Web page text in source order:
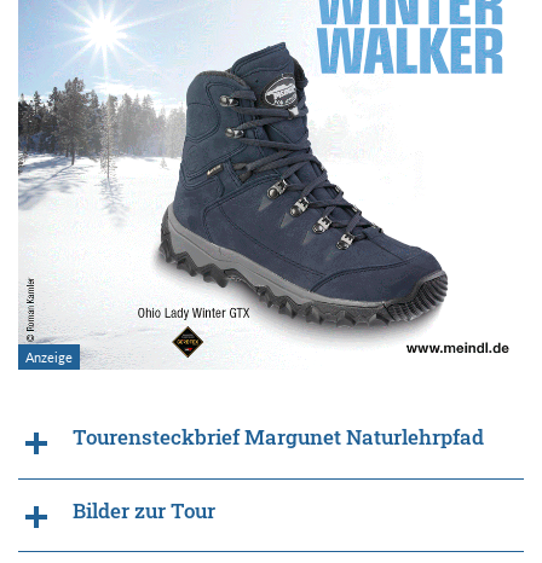
Tourensteckbrief Margunet Naturlehrpfad
Bilder zur Tour